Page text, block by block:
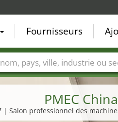
PMEC
| Salon professionnel des
Fournisseurs
Villes Secteurs de foire